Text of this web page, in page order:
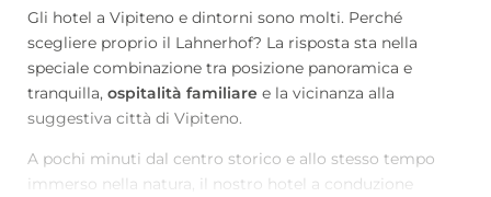
Gli hotel a Vipiteno e dintorni sono molti. Perché
scegliere proprio il Lahnerhof? La risposta sta nella
speciale combinazione tra posizione panoramica e
tranquilla, ospitalità familiare e la vicinanza alla
suggestiva città di Vipiteno.
A pochi minuti dal centro storico e allo stesso tempo
immerso nella natura, il nostro hotel a conduzione